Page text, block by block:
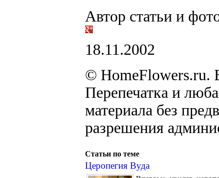
Автор статьи и
18.11.2002
© HomeFlowers.ru.
Перепечатка и
материала без
разрешения
Статьи по теме
Церопегия Вуда